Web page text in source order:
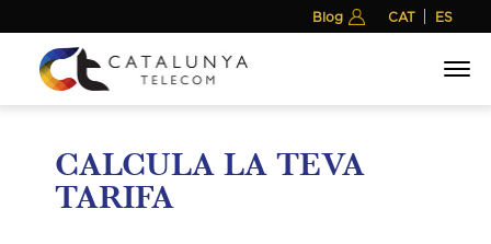
Blog
CALCULA LA TEVA
TARIFA